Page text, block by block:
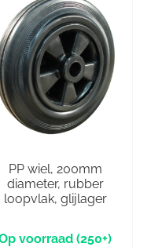
PP wiel, 200mm
diameter, rubber
loopvlak, glijlager
(250+)